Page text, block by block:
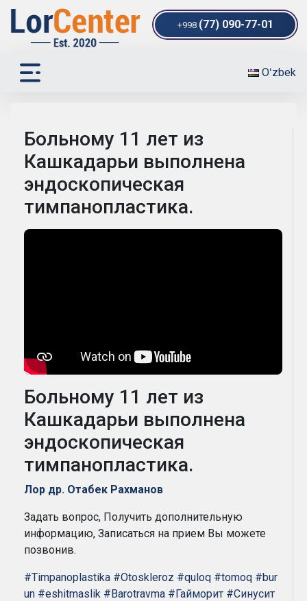
+998 (77) 090-77-01
Oʻzbek
Больному 11 лет из
Кашкадарьи выполнена
эндоскопическая
тимпанопластика.
Больному 11 лет из
Кашкадарьи выполнена
эндоскопическая
тимпанопластика.
Лор др. Отабек Рахманов
Задать вопрос, Получить дополнительную
информацию, Записаться на прием Вы можете
позвонив.
#Timpanoplastika #Otoskleroz #quloq #tomoq #bur
un #eshitmaslik #Barotravma #Гайморит #Синусит